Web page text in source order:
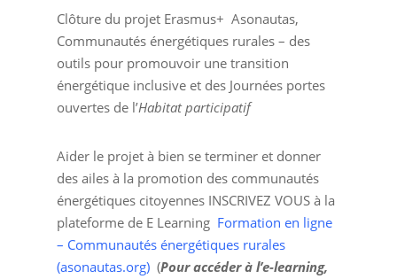
Clôture du projet Erasmus+ Asonautas,
Communautés énergétiques rurales – des
outils pour promouvoir une transition
énergétique inclusive et des Journées portes
ouvertes de l’Habitat participatif
Aider le projet à bien se terminer et donner
des ailes à la promotion des communautés
énergétiques citoyennes INSCRIVEZ VOUS à la
plateforme de E Learning Formation en ligne
– Communautés énergétiques rurales
(asonautas.org) (Pour accéder à l’e-learning,